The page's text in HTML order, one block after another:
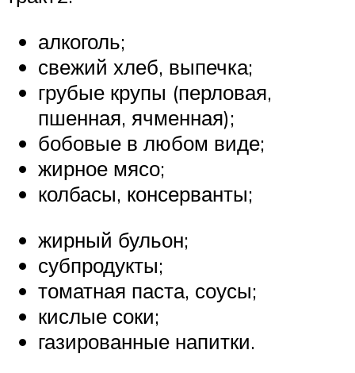
алкоголь;
свежий хлеб, выпечка;
грубые крупы (перловая,
пшенная, ячменная);
бобовые в любом виде;
жирное мясо;
колбасы, консерванты;
жирный бульон;
субпродукты;
томатная паста, соусы;
кислые соки;
газированные напитки.